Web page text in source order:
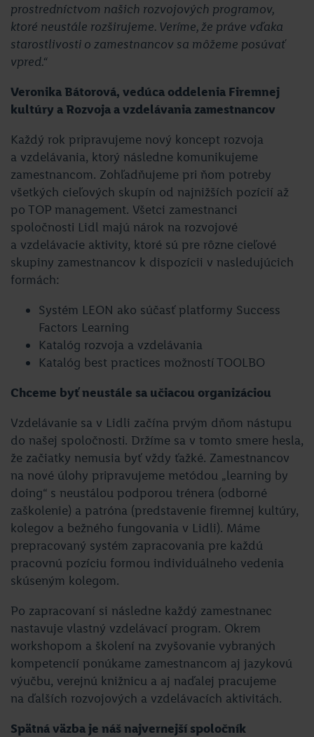
prostredníctvom našich rozvojových programov,
ktoré neustále rozširujeme. Veríme, že práve vďaka
starostlivosti o zamestnancov sa môžeme posúvať
vpred.“
Veronika Bátorová, vedúca oddelenia Firemnej
kultúry a Rozvoja a vzdelávania zamestnancov
Každý rok pripravujeme nový koncept rozvoja
a vzdelávania, ktorý následne komunikujeme
zamestnancom. Zohľadňujeme pri ňom potreby
všetkých cieľových skupín od najnižších pozícií až
po TOP management. Všetci zamestnanci
spoločnosti Lidl majú nárok na rozvojové
a vzdelávacie aktivity, ktoré sú pre rôzne cieľové
skupiny zamestnancov k dispozícii v nasledujúcich
formách:
Systém LEON ako súčasť platformy Success
Factors Learning
Katalóg rozvoja a vzdelávania
Katalóg best practices možností TOOLBO
Chceme byť neustále sa učiacou organizáciou
Vzdelávanie sa v Lidli začína prvým dňom nástupu
do našej spoločnosti. Držíme sa v tomto smere hesla,
že začiatky nemusia byť vždy ťažké. Zamestnancov
na nové úlohy pripravujeme metódou „learning by
doing“ s neustálou podporou trénera (odborné
zaškolenie) a patróna (predstavenie firemnej kultúry,
kolegov a bežného fungovania v Lidli). Máme
prepracovaný systém zapracovania pre každú
pracovnú pozíciu formou individuálneho vedenia
skúseným kolegom.
Po zapracovaní si následne každý zamestnanec
nastavuje vlastný vzdelávací program. Okrem
workshopom a školení na zvyšovanie vybraných
kompetencií ponúkame zamestnancom aj jazykovú
výučbu, verejnú knižnicu a aj naďalej pracujeme
na ďalších rozvojových a vzdelávacích aktivitách.
Spätná väzba je náš najvernejší spoločník